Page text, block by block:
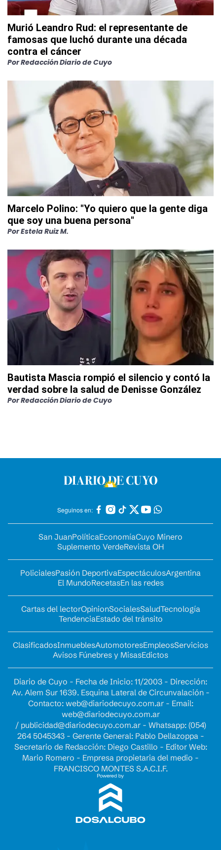
Murió Leandro Rud: el representante de
famosas que luchó durante una década
contra el cáncer
PorRedacción Diario de Cuyo
Marcelo Polino: "Yo quiero que la gente diga
que soy una buena persona"
PorEstela Ruiz M.
Bautista Mascia rompió el silencio y contó la
verdad sobre la salud de Denisse González
PorRedacción Diario de Cuyo
Seguinos en:
San JuanPolíticaEconomíaCuyo Minero
Suplemento VerdeRevista OH
PolicialesPasión DeportivaEspectáculosArgentina
El MundoRecetasEn las redes
Cartas del lectorOpinionSocialesSaludTecnología
TendenciaEstado del tránsito
ClasificadosInmueblesAutomotoresEmpleosServicios
Avisos Fúnebres y MisasEdictos
Diario de Cuyo - Fecha de Inicio: 11/2003 - Dirección:
Av. Alem Sur 1639. Esquina Lateral de Circunvalación -
Contacto: web@diariodecuyo.com.ar- Email:
web@diariodecuyo.com.ar
/ publicidad@diariodecuyo.com.ar- Whatsapp: (054)
264 5045343 - Gerente General: Pablo Dellazoppa -
Secretario de Redacción: Diego Castillo - Editor Web:
Mario Romero - Empresa propietaria del medio -
FRANCISCO MONTES S.A.C.I.F.